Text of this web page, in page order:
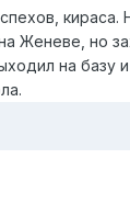
Женеве, но
на базу